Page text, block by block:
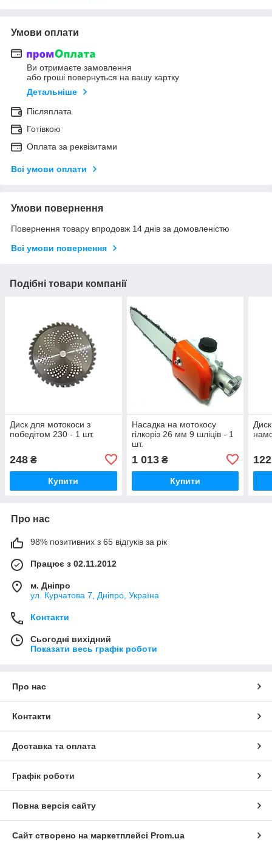
Умови оплати
Ви отримаєте замовлення
або гроші повернуться на вашу картку
Детальніше
Післяплата
Готівкою
Оплата за реквізитами
Всі умови оплати
Умови повернення
Повернення товару впродовж 14 днів за домовленістю
Всі умови повернення
Подібні товари компанії
Диск для мотокоси з
победітом 230 - 1 шт.
248 ₴
Купити
Насадка на мотокосу
гілкоріз 26 мм 9 шліців - 1
шт.
1 013₴
Купити
122
Про нас
98% позитивних з 65 відгуків за рік
Працює з 02.11.2012
м. Дніпро
ул. Курчатова 7, Дніпро, Україна
Контакти
Сьогодні вихідний
Показати весь графік роботи
Про нас
Контакти
Доставка та оплата
Графік роботи
Повна версія сайту
Сайт створено на маркетплейсі Prom.ua